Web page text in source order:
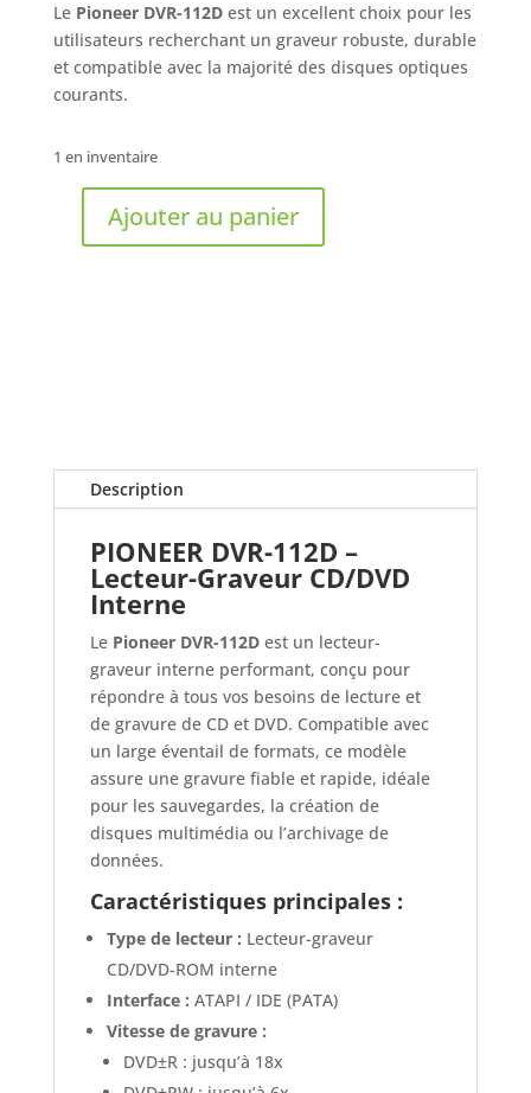
Le Pioneer DVR-112Dest un excellent choix pour les
utilisateurs recherchant un graveur robuste, durable
et compatible avec la majorité des disques optiques
courants.
1 en inventaire
quantité
DVR-
112D
Ajouter au panier
Description
PIONEER DVR-112D –
Lecteur-Graveur CD/DVD
Interne
Le Pioneer DVR-112Dest un lecteur-
graveur interne performant, conçu pour
répondre à tous vos besoins de lecture et
de gravure de CD et DVD. Compatible avec
un large éventail de formats, ce modèle
assure une gravure fiable et rapide, idéale
pour les sauvegardes, la création de
disques multimédia ou l’archivage de
données.
Caractéristiques principales :
Type de lecteur : Lecteur-graveur
CD/DVD-ROM interne
Interface : ATAPI / IDE (PATA)
Vitesse de gravure :
DVD±R : jusqu’à 18x